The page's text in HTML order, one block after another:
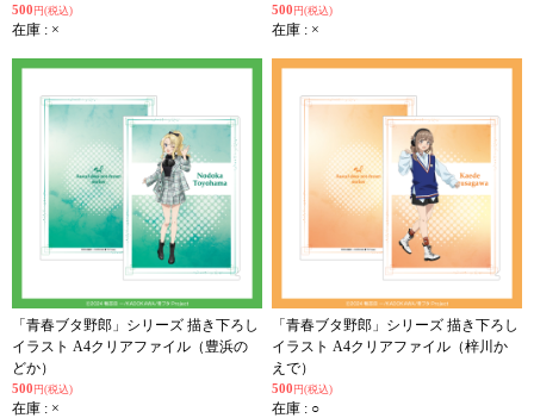
500 円(税込)
在庫 : ×
500 円(税込)
在庫 : ×
「青春ブタ野郎」シリーズ 描き下ろし
イラスト A4クリアファイル（豊浜の
どか）
500 円(税込)
在庫 : ×
「青春ブタ野郎」シリーズ 描き下ろし
イラスト A4クリアファイル（梓川か
えで）
500 円(税込)
在庫 : ○